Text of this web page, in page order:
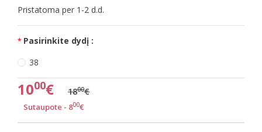
Pristatoma per 1-2 d.d.
Pasirinkite dydį :
38
1000€ 1800€
Sutaupote - 800€